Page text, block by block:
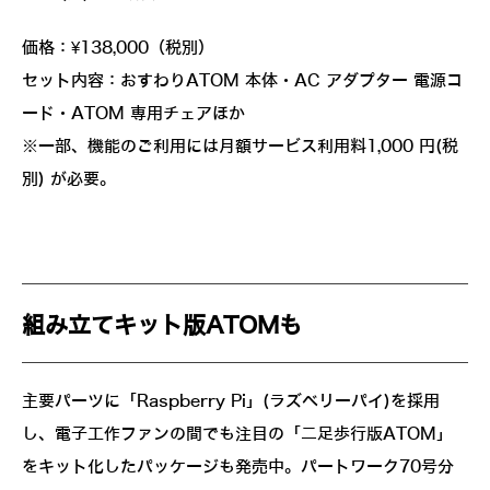
価格：¥138,000（税別）
セット内容：おすわりATOM 本体・AC アダプター 電源コ
ード・ATOM 専用チェアほか
※一部、機能のご利用には月額サービス利用料1,000 円(税
別) が必要。
組み立てキット版ATOMも
主要パーツに「Raspberry Pi」(ラズベリーパイ)を採用
し、電子工作ファンの間でも注目の「二足歩行版ATOM」
をキット化したパッケージも発売中。パートワーク70号分